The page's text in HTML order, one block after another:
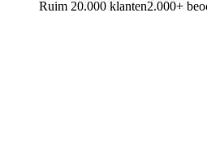
Ruim 20.000 klanten2.000+